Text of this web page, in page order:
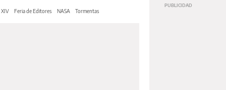
XIV Feria de Editores NASA Tormentas